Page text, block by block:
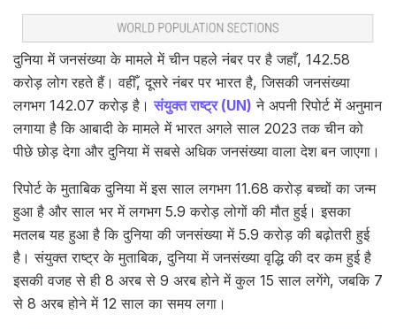
दुनिया में जनसंख्या के मामले में चीन पहले नंबर पर है जहाँ, 142.58
करोड़ लोग रहते हैं। वहीँ, दूसरे नंबर पर भारत है, जिसकी जनसंख्या
लगभग 142.07 करोड़ है।संयुक्त राष्ट्र (UN) ने अपनी रिपोर्ट में अनुमान
लगाया है कि आबादी के मामले में भारत अगले साल 2023 तक चीन को
पीछे छोड़ देगा और दुनिया में सबसे अधिक जनसंख्या वाला देश बन जाएगा।
रिपोर्ट के मुताबिक दुनिया में इस साल लगभग 11.68 करोड़ बच्चों का जन्म
हुआ है और साल भर में लगभग 5.9 करोड़ लोगों की मौत हुई। इसका
मतलब यह हुआ है कि दुनिया की जनसंख्या में 5.9 करोड़ की बढ़ोतरी हुई
है। संयुक्त राष्ट्र के मुताबिक, दुनिया में जनसंख्या वृद्धि की दर कम हुई है
इसकी वजह से ही 8 अरब से 9 अरब होने में कुल 15 साल लगेंगे, जबकि 7
से 8 अरब होने में 12 साल का समय लगा।